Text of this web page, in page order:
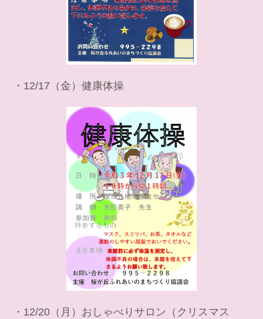
・12/17（金）健康体操
・12/20（月）おしゃべりサロン（クリスマス